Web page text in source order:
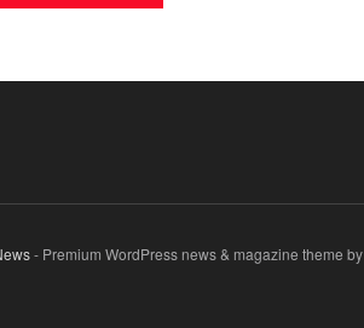
- Premium WordPress news & magazine theme by